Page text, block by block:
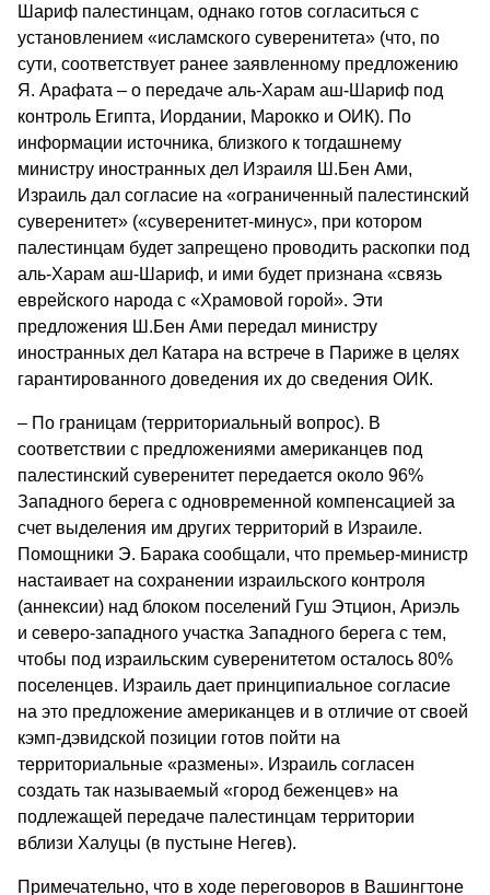
Шариф палестинцам, однако готов согласиться с
установлением «исламского суверенитета» (что, по
сути, соответствует ранее заявленному предложению
Я. Арафата – о передаче аль-Харам аш-Шариф под
контроль Египта, Иордании, Марокко и ОИК). По
информации источника, близкого к тогдашнему
министру иностранных дел Израиля Ш.Бен Ами,
Израиль дал согласие на «ограниченный палестинский
суверенитет» («суверенитет-минус», при котором
палестинцам будет запрещено проводить раскопки под
аль-Харам аш-Шариф, и ими будет признана «связь
еврейского народа с «Храмовой горой». Эти
предложения Ш.Бен Ами передал министру
иностранных дел Катара на встрече в Париже в целях
гарантированного доведения их до сведения ОИК.
– По границам (территориальный вопрос). В
соответствии с предложениями американцев под
палестинский суверенитет передается около 96%
Западного берега с одновременной компенсацией за
счет выделения им других территорий в Израиле.
Помощники Э. Барака сообщали, что премьер-министр
настаивает на сохранении израильского контроля
(аннексии) над блоком поселений Гуш Этцион, Ариэль
и северо-западного участка Западного берега с тем,
чтобы под израильским суверенитетом осталось 80%
поселенцев. Израиль дает принципиальное согласие
на это предложение американцев и в отличие от своей
кэмп-дэвидской позиции готов пойти на
территориальные «размены». Израиль согласен
создать так называемый «город беженцев» на
подлежащей передаче палестинцам территории
вблизи Халуцы (в пустыне Негев).
Примечательно, что в ходе переговоров в Вашингтоне